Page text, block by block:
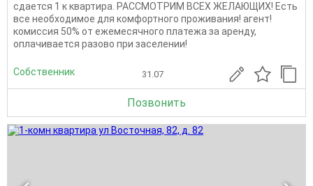
сдается 1 к квартира. РАССМОТРИМ ВСЕХ ЖЕЛАЮЩИХ! Есть
все необходимое для комфортного проживания! агент!
комиссия 50% от ежемесячного платежа за аренду,
оплачивается разово при заселении!
Собственник 31.07
Позвонить